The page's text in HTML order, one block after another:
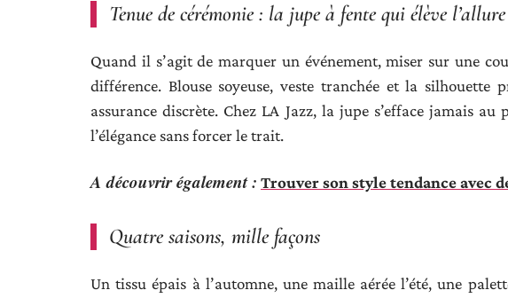
Tenue de cérémonie : la jupe à fente qui élève l’allure
Quand il s’agit de marquer un événement, miser sur une
différence. Blouse soyeuse, veste tranchée et la
assurance discrète. Chez LA Jazz, la jupe s’efface jamais
l’élégance sans forcer le trait.
A découvrir également : Trouver son style tendance avec
Quatre saisons, mille façons
Un tissu épais à l’automne, une maille aérée l’été, une